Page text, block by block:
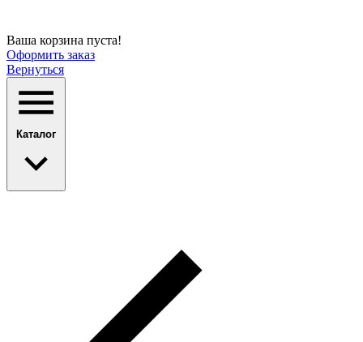
Ваша корзина пуста!
Оформить заказ
Вернуться
Каталог